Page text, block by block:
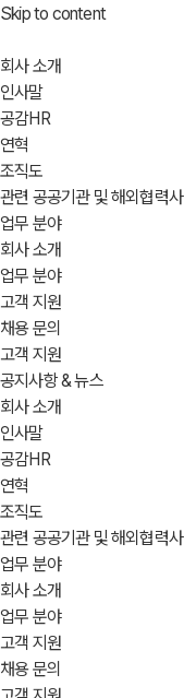
Skip to content
회사 소개
인사말
공감HR
연혁
조직도
관련 공공기관 및 해외협력사
업무 분야
회사 소개
업무 분야
고객 지원
채용 문의
고객 지원
공지사항 & 뉴스
회사 소개
인사말
공감HR
연혁
조직도
관련 공공기관 및 해외협력사
업무 분야
회사 소개
업무 분야
고객 지원
채용 문의